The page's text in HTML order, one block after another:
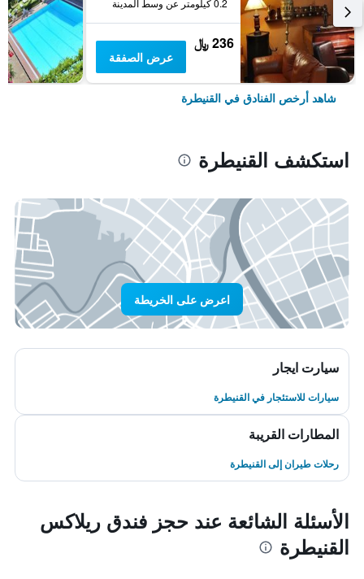
0.2 كيلومتر عن وسط المدينة
236 ﷼
عرض الصفقة
شاهد أرخص الفنادق في القنيطرة
استكشف القنيطرة
اعرض على الخريطة
سيارت ايجار
سيارات للاستئجار في القنيطرة
المطارات القريبة
رحلات طيران إلى القنيطرة
الأسئلة الشائعة عند حجز فندق ريلاكس
القنيطرة